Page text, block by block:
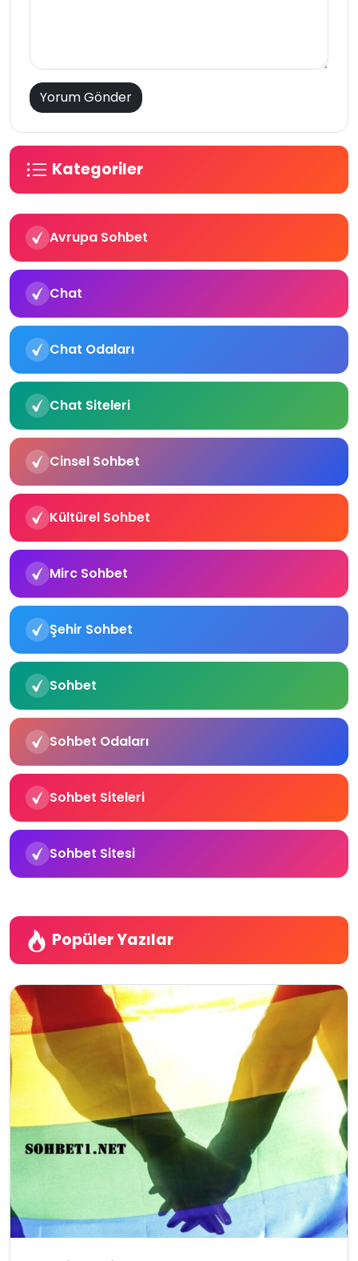
Kategoriler
Avrupa Sohbet
Chat
Chat Odaları
Chat Siteleri
Cinsel Sohbet
Kültürel Sohbet
Mirc Sohbet
Şehir Sohbet
Sohbet
Sohbet Odaları
Sohbet Siteleri
Sohbet Sitesi
Popüler Yazılar